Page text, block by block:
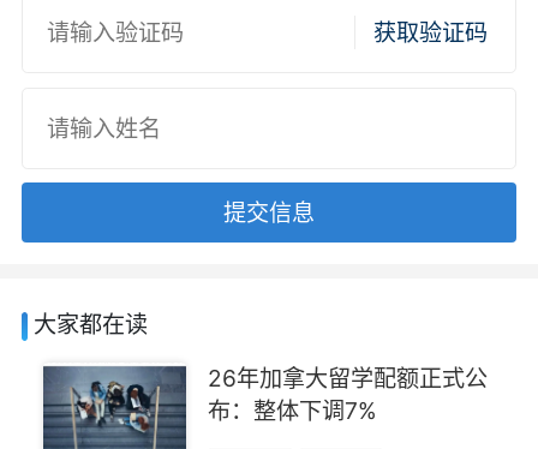
获取验证码
提交信息
大家都在读
26年加拿大留学配额正式公
布：整体下调7%